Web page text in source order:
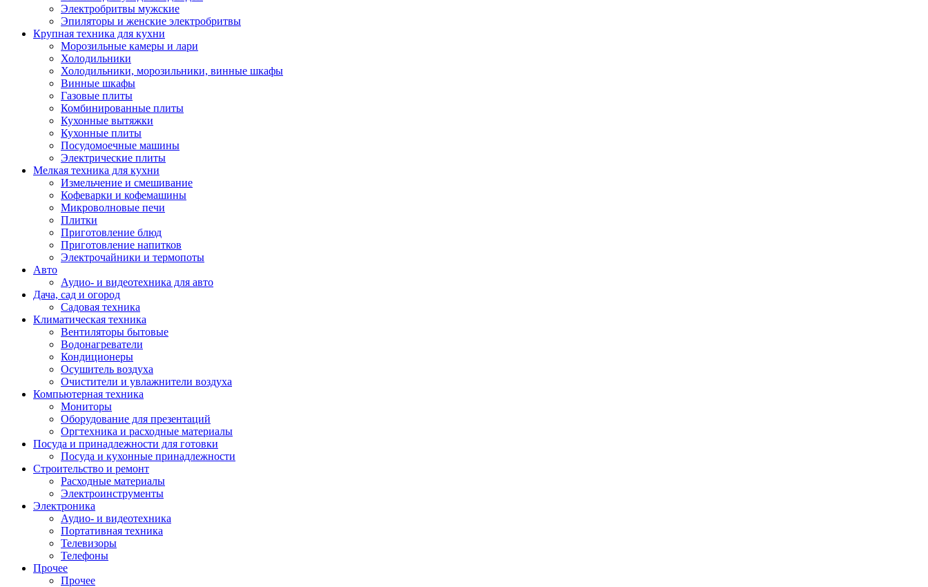
Электробритвы мужские
Эпиляторы и женские электробритвы
Крупная техника для кухни
Морозильные камеры и лари
Холодильники
Холодильники, морозильники, винные шкафы
Винные шкафы
Газовые плиты
Комбинированные плиты
Кухонные вытяжки
Кухонные плиты
Посудомоечные машины
Электрические плиты
Мелкая техника для кухни
Измельчение и смешивание
Кофеварки и кофемашины
Микроволновые печи
Плитки
Приготовление блюд
Приготовление напитков
Электрочайники и термопоты
Авто
Аудио- и видеотехника для авто
Дача, сад и огород
Садовая техника
Климатическая техника
Вентиляторы бытовые
Водонагреватели
Кондиционеры
Осушитель воздуха
Очистители и увлажнители воздуха
Компьютерная техника
Мониторы
Оборудование для презентаций
Оргтехника и расходные материалы
Посуда и принадлежности для готовки
Посуда и кухонные принадлежности
Строительство и ремонт
Расходные материалы
Электроинструменты
Электроника
Аудио- и видеотехника
Портативная техника
Телевизоры
Телефоны
Прочее
Прочее